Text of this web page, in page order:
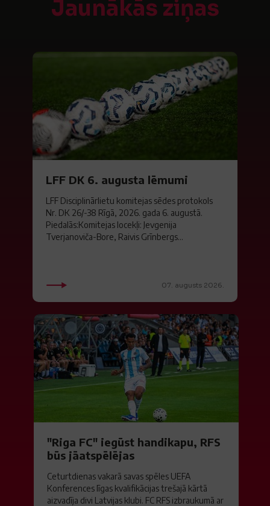
Jaunākās ziņas
LFF DK 6. augusta lēmumi
LFF Disciplinārlietu komitejas sēdes protokols
Nr. DK 26/-38 Rīgā, 2026. gada 6. augustā.
Piedalās:Komitejas locekļi: Jevgenija
Tverjanoviča-Bore, Raivis Grīnbergs...
07. augusts 2026.
"Riga FC" iegūst handikapu, RFS
būs jāatspēlējas
Ceturtdienas vakarā savas spēles UEFA
Konferences līgas kvalifikācijas trešajā kārtā
aizvadīja divi Latvijas klubi. FC RFS izbraukumā ar